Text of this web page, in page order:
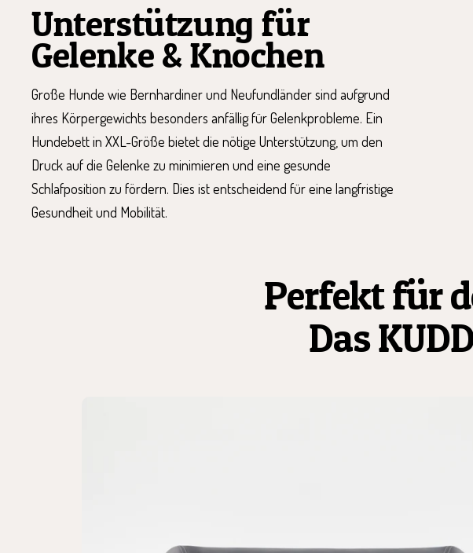
Unterstützung für
Gelenke & Knochen
Große Hunde wie Bernhardiner und Neufundländer sind aufgrund
ihres Körpergewichts besonders anfällig für Gelenkprobleme. Ein
Hundebett in XXL-Größe bietet die nötige Unterstützung, um den
Druck auf die Gelenke zu minimieren und eine gesunde
Schlafposition zu fördern. Dies ist entscheidend für eine langfristige
Gesundheit und Mobilität.
Perfekt für
Das